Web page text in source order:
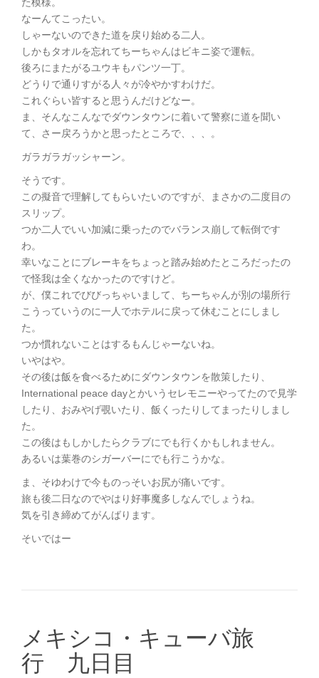
なーんてこったい。
しゃーないのできた道を戻り始める二人。
しかもタオルを忘れてちーちゃんはビキニ姿で運転。
後ろにまたがるユウキもパンツ一丁。
どうりで通りすがる人々が冷やかすわけだ。
これぐらい皆すると思うんだけどなー。
ま、そんなこんなでダウンタウンに着いて警察に道を聞い
て、さー戻ろうかと思ったところで、、、。
ガラガラガッシャーン。
そうです。
この擬音で理解してもらいたいのですが、まさかの二度目の
スリップ。
つか二人でいい加減に乗ったのでバランス崩して転倒です
わ。
幸いなことにブレーキをちょっと踏み始めたところだったの
で怪我は全くなかったのですけど。
が、僕これでびびっちゃいまして、ちーちゃんが別の場所行
こうっていうのに一人でホテルに戻って休むことにしまし
た。
つか慣れないことはするもんじゃーないね。
いやはや。
その後は飯を食べるためにダウンタウンを散策したり、
International peace dayとかいうセレモニーやってたので見学
したり、おみやげ覗いたり、飯くったりしてまったりしまし
た。
この後はもしかしたらクラブにでも行くかもしれません。
あるいは葉巻のシガーバーにでも行こうかな。
ま、そゆわけで今ものっそいお尻が痛いです。
旅も後二日なのでやはり好事魔多しなんでしょうね。
気を引き締めてがんばります。
そいではー
メキシコ・キューバ旅
行 九日目